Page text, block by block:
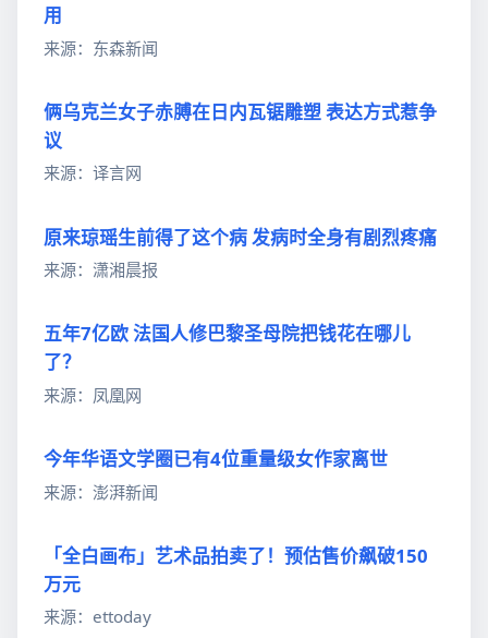
用
来源：东森新闻
俩乌克兰女子赤膊在日内瓦锯雕塑 表达方式惹争
议
来源：译言网
原来琼瑶生前得了这个病 发病时全身有剧烈疼痛
来源：潇湘晨报
五年7亿欧 法国人修巴黎圣母院把钱花在哪儿
了？
来源：凤凰网
今年华语文学圈已有4位重量级女作家离世
来源：澎湃新闻
「全白画布」艺术品拍卖了！预估售价飙破150
万元
来源：ettoday